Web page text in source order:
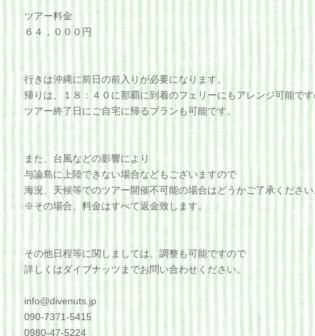
ツアー料金
６４，０００円
行きは沖縄に前日の前入りが必要になります。
帰りは、１８：４０に那覇に到着のフェリーにもアレンジ可能で
ツアー終了日にご自宅に帰るプランも可能です。
また、台風などの影響により
与論島に上陸できない場合などもございますので
海況、天候等でのツアー開催不可能の場合はどうかご了承ください
※その場合、料金はすべて返金致します。
その他日程等に関しましては、調整も可能ですので
詳しくはダイブナッツまでお問い合わせください。
info@divenuts.jp
090-7371-5415
0980-47-5224